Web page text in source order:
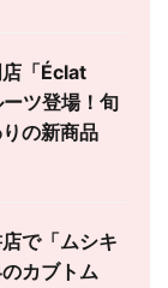
「Éclat
ツ登場！旬
の新商品
で「ムシキ
カブトム